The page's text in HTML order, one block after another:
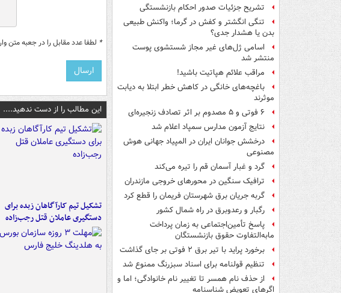
تشریح جزئیات صدور احکام بازنشستگی
تنگی انگشتر و کفش در گرما؛ واکنش طبیعی
بدن یا هشدار جدی؟
اسامی ژل‌های غیر مجاز شستشوی پوست
منتشر شد
مراقب علائم هپاتیت باشید!
باغچه‌های خانگی در کاهش خطر ابتلا به دیابت
موثرند
۶ فوتی و ۵ مصدوم بر اثر تصادف زنجیره‌ای
نتایج آزمون مدارس سمپاد اعلام شد
درخشش جوانان ایران در المپیاد جهانی هوش
مصنوعی
گرد و غبار آسمان قم را تیره می‌کند
ترافیک سنگین در محورهای خروجی مازندران
گربه جریان برق شهرستان فریمان را قطع کرد
رگبار و رعدوبرق در راه شمال کشور
پاسخ تأمین‌اجتماعی به زمان پرداخت
مابه‌التفاوت حقوق بازنشستگان
برخورد پراید با تیر برق ۲ فوتی بر جای گذاشت
تنظیم قولنامه برای اسناد سبزرنگ ممنوع شد
از حذف نام همسر تا تغییر نام خانوادگی؛ اما و
اگرهای تعویض شناسنامه
* لطفا عدد مقابل را در جعبه متن
این مطالب را از دست ندهید....
تشکیل تیم کارآگاهان زبده برای
دستگیری عاملان قتل رجب‌زاده